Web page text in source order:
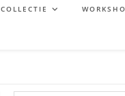
COLLECTIE